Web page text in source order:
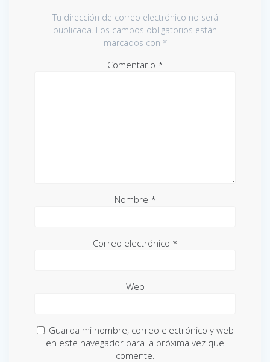
Tu dirección de correo electrónico no será
publicada. Los campos obligatorios están
marcados con *
Comentario *
Nombre *
Correo electrónico *
Web
Guarda mi nombre, correo electrónico y web
en este navegador para la próxima vez que
comente.